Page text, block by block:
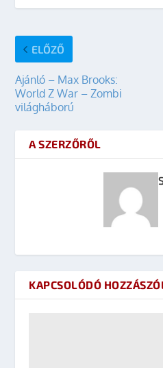
ELŐZŐ
Ajánló – Max Brooks:
World Z War – Zombi
világháború
A SZERZŐRŐL
KAPCSOLÓDÓ